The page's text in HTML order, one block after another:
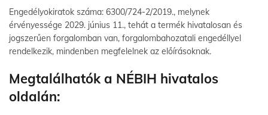
Engedélyokiratok száma: 6300/724-2/2019., melynek
érvényessége 2029. június 11., tehát a termék hivatalosan és
jogszerűen forgalomban van, forgalombahozatali engedéllyel
rendelkezik, mindenben megfelelnek az előírásoknak.
Megtalálhatók a NÉBIH hivatalos
oldalán: